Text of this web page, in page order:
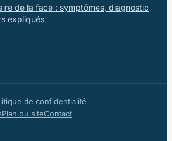
de la face : symptômes, diagnostic
expliqués
de confidentialité
Plan du siteContact